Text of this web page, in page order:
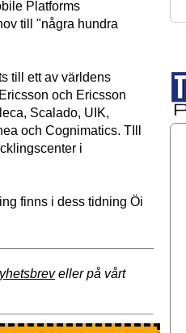
Platforms
till "några hundra
till ett av världens
och Ericsson
Scalado, UIK,
och Cognimatics. TIll
i
finns i dess tidning Öi
eller på vårt